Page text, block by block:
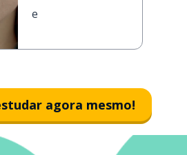
е
agora mesmo!